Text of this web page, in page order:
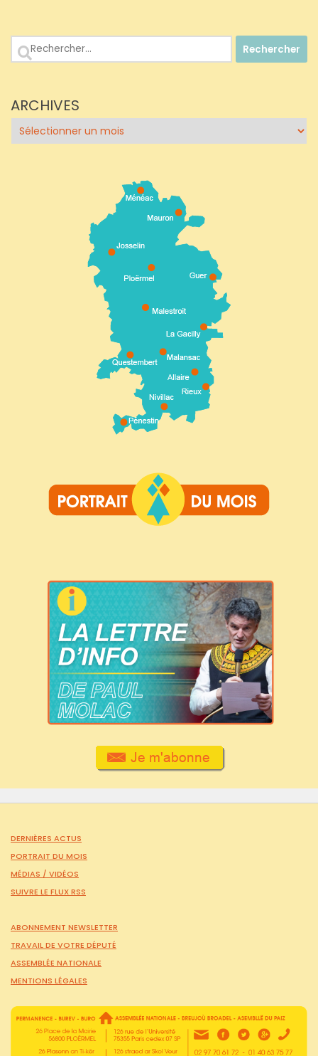
Rechercher :
ARCHIVES
Archives
DERNIÈRES ACTUS
PORTRAIT DU MOIS
MÉDIAS / VIDÉOS
SUIVRE LE FLUX RSS
ABONNEMENT NEWSLETTER
TRAVAIL DE VOTRE DÉPUTÉ
ASSEMBLÉE NATIONALE
MENTIONS LÉGALES